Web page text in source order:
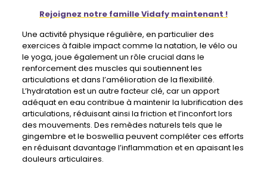
Rejoignez notre famille Vidafy maintenant !
Une activité physique régulière, en particulier des
exercices à faible impact comme la natation, le vélo ou
le yoga, joue également un rôle crucial dans le
renforcement des muscles qui soutiennent les
articulations et dans l’amélioration de la flexibilité.
L’hydratation est un autre facteur clé, car un apport
adéquat en eau contribue à maintenir la lubrification des
articulations, réduisant ainsi la friction et l’inconfort lors
des mouvements. Des remèdes naturels tels que le
gingembre et le boswellia peuvent compléter ces efforts
en réduisant davantage l’inflammation et en apaisant les
douleurs articulaires.